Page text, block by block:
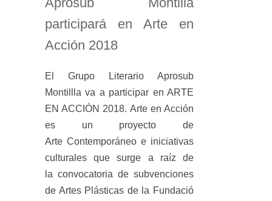
participará en Arte en
Acción 2018
El Grupo Literario Aprosub
Montillla va a participar en ARTE
EN ACCIÓN 2018. Arte en Acción
es un proyecto de
Arte Contemporáneo e iniciativas
culturales que surge a raíz de
la convocatoria de subvenciones
de Artes Plásticas de la Fundació